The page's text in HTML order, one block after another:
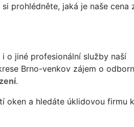
prohlédněte, jaká je naše cena
o jiné profesionální služby naší
Brno-venkov zájem o
.
oken a hledáte úklidovou firmu